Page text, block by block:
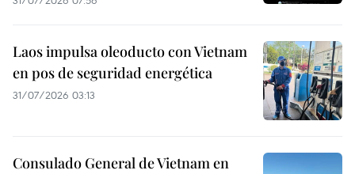
Laos impulsa oleoducto con Vietnam
en pos de seguridad energética
31/07/2026 03:13
Consulado General de Vietnam en